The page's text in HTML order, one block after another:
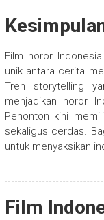
Film horor
unik antara cerita
Tren storytelling
menjadikan horor
Penonton kini
sekaligus cerdas.
untuk menyaksikan
Film